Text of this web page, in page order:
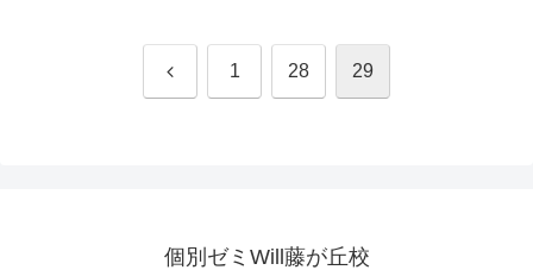
前 1 28 29
個別ゼミWill藤が丘校